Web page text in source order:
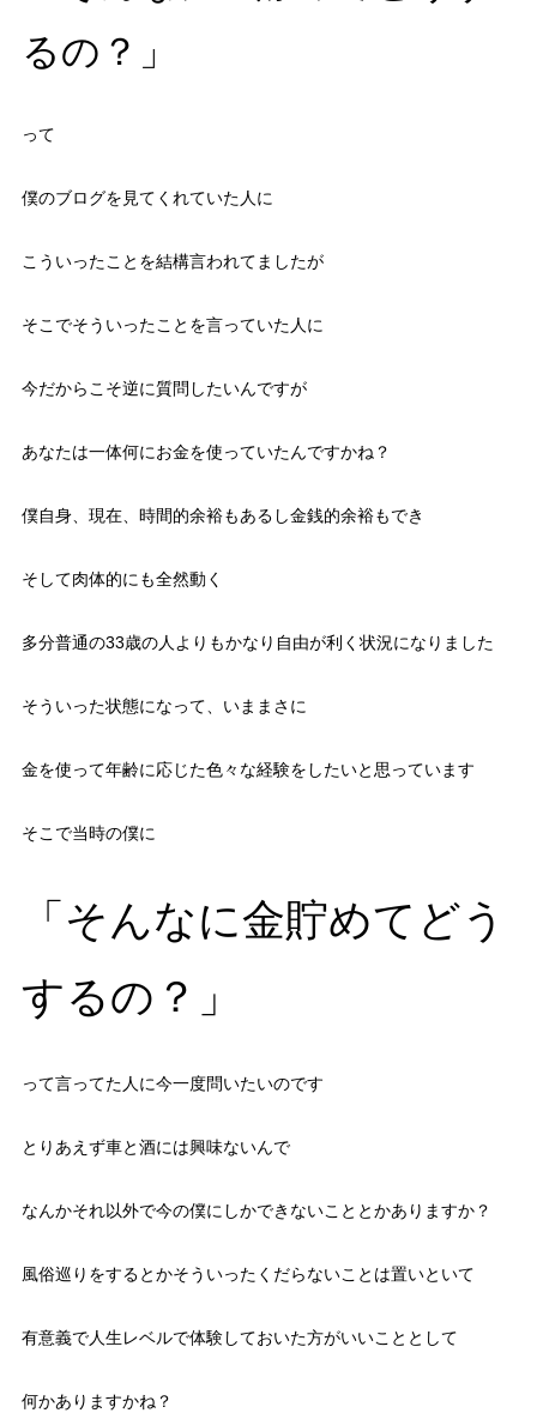
るの？」
って
僕のブログを見てくれていた人に
こういったことを結構言われてましたが
そこでそういったことを言っていた人に
今だからこそ逆に質問したいんですが
あなたは一体何にお金を使っていたんですかね？
僕自身、現在、時間的余裕もあるし金銭的余裕もでき
そして肉体的にも全然動く
多分普通の33歳の人よりもかなり自由が利く状況になりました
そういった状態になって、いままさに
金を使って年齢に応じた色々な経験をしたいと思っています
そこで当時の僕に
「そんなに金貯めてどう
するの？」
って言ってた人に今一度問いたいのです
とりあえず車と酒には興味ないんで
なんかそれ以外で今の僕にしかできないこととかありますか？
風俗巡りをするとかそういったくだらないことは置いといて
有意義で人生レベルで体験しておいた方がいいこととして
何かありますかね？